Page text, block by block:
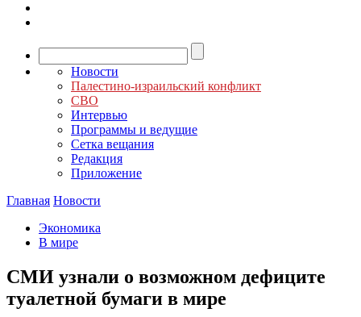
Новости
Палестино-израильский конфликт
СВО
Интервью
Программы и ведущие
Сетка вещания
Редакция
Приложение
Главная Новости
Экономика
В мире
СМИ узнали о возможном дефиците
туалетной бумаги в мире